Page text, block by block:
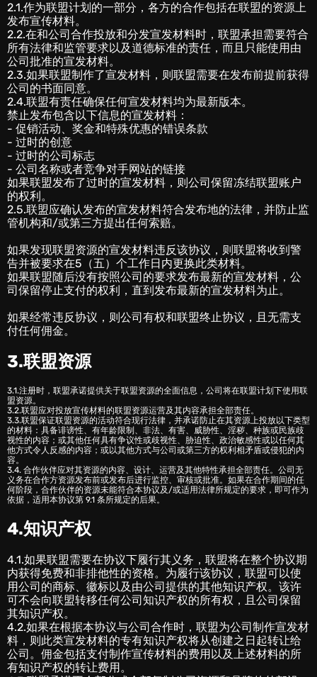
‎2.1.作为联盟计划的一部分，各方的合作包括在联盟的资源上
发布宣传材料。
2.2.在和公司合作投放和分发宣发材料时，联盟承担需要符合
所有法律和监管要求以及道德标准的责任，而且只能使用由
公司批准的宣发材料。
2.3.如果联盟制作了宣发材料，则联盟需要在发布前提前获得
公司的书面同意。
2.4.联盟有责任确保任何宣发材料均为最新版本。
禁止发布包含以下信息的宣发材料：
‎- 促销活动、奖金和特殊优惠的错误条款
‎- 过时的创意
- 过时的公司标志
- 公司名称或者竞争对手网站的链接
如果联盟发布了过时的宣发材料，则公司保留冻结联盟账户
的权利。
2.5.联盟应确认发布的宣发材料符合发布地的法律，并防止监
管机构和/或第三方提出任何索赔。
如果发现联盟资源的宣发材料违反该协议，则联盟将收到警
告并被要求在5（五）个工作日内更换此类材料。
如果联盟随后没有按照公司的要求发布最新的宣发材料，公
司保留停止支付的权利，直到发布最新的宣发材料为止。
如果经常违反协议，则公司有权和联盟终止协议，且无需支
付任何佣金。
3.联盟资源
3.1.注册时，联盟承诺提供关于联盟资源的全面信息，公司将在联盟计划下使用联
盟资源。
3.2.联盟应对投放宣传材料的联盟资源运营及其内容承担全部责任。
3.3.联盟保证联盟资源的活动符合现行法律，并承诺防止在其资源上投放以下类型
的材料：具备诽谤性、有年龄限制、非法、有害、威胁性、淫秽、种族或民族歧
视性的内容；或其他任何具有争议性或歧视性、胁迫性、政治敏感性或以任何其
他方式令人反感的内容；或以其他方式与公司或第三方的权利相矛盾或侵犯的内
容。
3.4. 合作伙伴应对其资源的内容、设计、运营及其他特性承担全部责任。公司无
义务在合作方资源发布前或发布后进行监控、审核或批准。如果在合作期间的任
何阶段，合作伙伴的资源未能符合本协议及/或适用法律所规定的要求，即可作为
依据，适用本协议第 9.1 条所规定的后果。
4.知识产权
4.1.如果联盟需要在协议下履行其义务，联盟将在整个协议期
内获得免费和非排他性的资格。为履行该协议，联盟可以使
用公司的商标、徽标以及由公司提供的其他知识产权。该许
可不会向联盟转移任何公司知识产权的所有权，且公司保留
其知识产权。
4.2.如果在根据本协议与公司合作时，联盟为公司制作宣发材
料，则此类宣发材料的专有知识产权将从创建之日起转让给
公司。佣金包括支付制作宣传材料的费用以及上述材料的所
有知识产权的转让费用。